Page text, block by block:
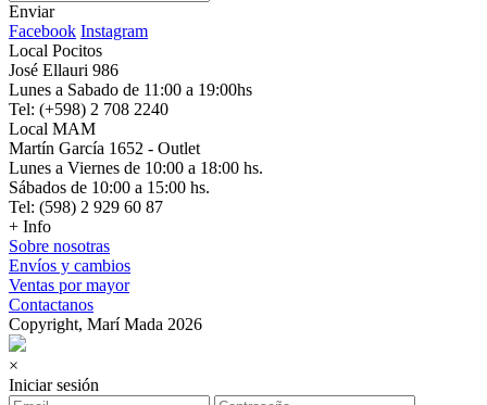
Enviar
Facebook Instagram
Local Pocitos
José Ellauri 986
Lunes a Sabado de 11:00 a 19:00hs
Tel: (+598) 2 708 2240
Local MAM
Martín García 1652 - Outlet
Lunes a Viernes de 10:00 a 18:00 hs.
Sábados de 10:00 a 15:00 hs.
Tel: (598) 2 929 60 87
+ Info
Sobre nosotras
Envíos y cambios
Ventas por mayor
Contactanos
Copyright, Marí Mada 2026
×
Iniciar sesión